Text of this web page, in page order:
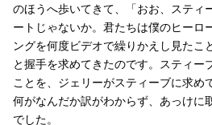
のほうへ歩いてきて、「おお、スティ
ートじゃないか。君たちは僕のヒーロ
ングを何度ビデオで繰りかえし見たこ
と握手を求めてきたのです。スティー
ことを、ジェリーがスティーブに求め
何がなんだか訳がわからず、あっけに
でした。